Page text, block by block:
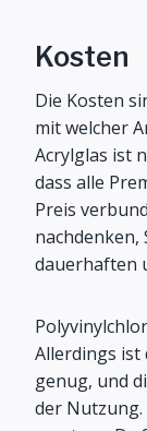
Kosten
Die Kosten
mit welcher
Acrylglas ist
dass alle
Preis
nachdenken,
dauerhaften
Allerdings ist
genug, und
der Nutzung.